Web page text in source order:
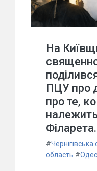
На
ПЦУ про
про те,
Філарета.
#Чернігівська
область #